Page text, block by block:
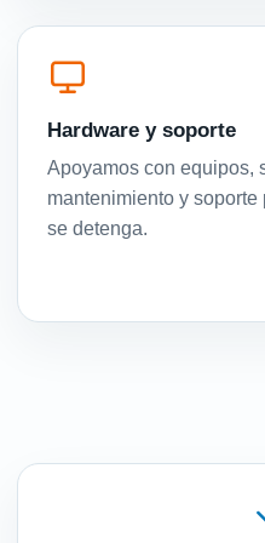
Hardware y soporte
Apoyamos con equipos,
mantenimiento y
se detenga.